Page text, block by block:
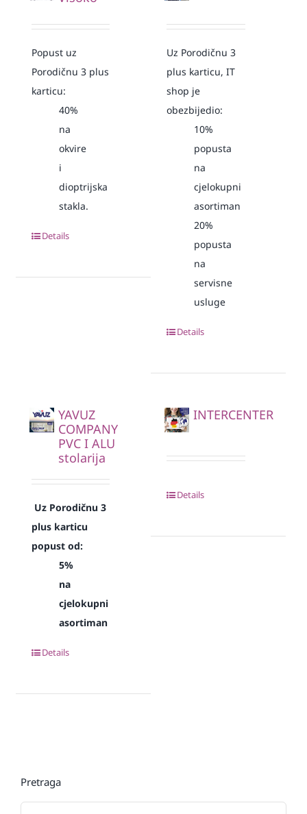
Popust uz
Porodičnu 3 plus
karticu:
40%
na
okvire
i
dioptrijska
stakla.
Details
Uz Porodičnu 3
plus karticu, IT
shop je
obezbijedio:
10%
popusta
na
cjelokupni
asortiman
20%
popusta
na
servisne
usluge
Details
YAVUZ
COMPANY
PVC I ALU
stolarija
Uz Porodičnu 3
plus karticu
popust od:
5%
na
cjelokupni
asortiman
Details
INTERCENTER
Details
Pretraga